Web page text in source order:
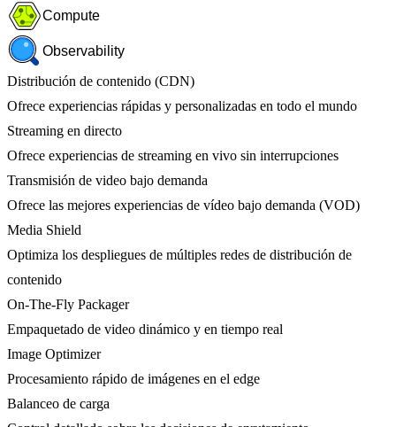
Compute
Observability
Distribución de contenido (CDN)
Ofrece experiencias rápidas y personalizadas en todo el mundo
Streaming en directo
Ofrece experiencias de streaming en vivo sin interrupciones
Transmisión de video bajo demanda
Ofrece las mejores experiencias de vídeo bajo demanda (VOD)
Media Shield
Optimiza los despliegues de múltiples redes de distribución de
contenido
On-The-Fly Packager
Empaquetado de video dinámico y en tiempo real
Image Optimizer
Procesamiento rápido de imágenes en el edge
Balanceo de carga